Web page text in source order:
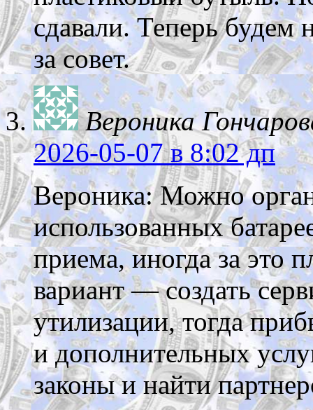
сдавали. Теперь будем
за совет.
Вероника
2026-05-07в 8:02 дп
Вероника: Можно
использованных
приема, иногда за это
вариант — создать
утилизации, тогда
и дополнительных
законы и найти